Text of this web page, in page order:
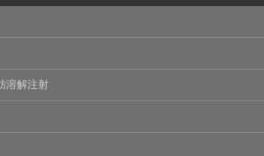
なくなる場合がありますのでご留意
するWEBサイトでは、アクセスログ
情報をサーバ上に記録しています。
サイトの保守管理や利用状況に関す
に使用されます。それ以外の目的で使
ません。
溶解注射